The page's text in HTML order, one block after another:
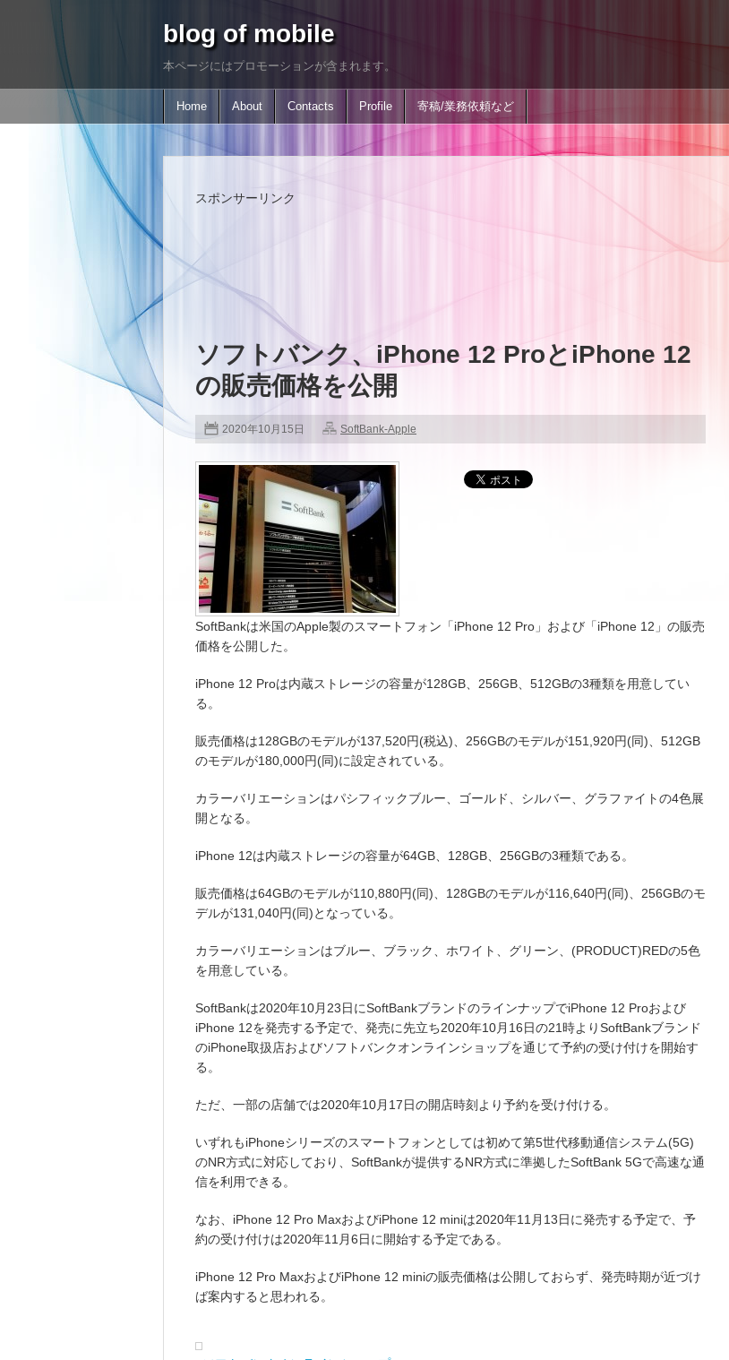
blog of mobile
本ページにはプロモーションが含まれます。
Home About Contacts Profile 寄稿/業務依頼など
スポンサーリンク
ソフトバンク、iPhone 12 ProとiPhone 12
の販売価格を公開
2020年10月15日 SoftBank-Apple
SoftBankは米国のApple製のスマートフォン「iPhone 12 Pro」および「iPhone 12」の販売
価格を公開した。
iPhone 12 Proは内蔵ストレージの容量が128GB、256GB、512GBの3種類を用意してい
る。
販売価格は128GBのモデルが137,520円(税込)、256GBのモデルが151,920円(同)、512GB
のモデルが180,000円(同)に設定されている。
カラーバリエーションはパシフィックブルー、ゴールド、シルバー、グラファイトの4色展
開となる。
iPhone 12は内蔵ストレージの容量が64GB、128GB、256GBの3種類である。
販売価格は64GBのモデルが110,880円(同)、128GBのモデルが116,640円(同)、256GBのモ
デルが131,040円(同)となっている。
カラーバリエーションはブルー、ブラック、ホワイト、グリーン、(PRODUCT)REDの5色
を用意している。
SoftBankは2020年10月23日にSoftBankブランドのラインナップでiPhone 12 Proおよび
iPhone 12を発売する予定で、発売に先立ち2020年10月16日の21時よりSoftBankブランド
のiPhone取扱店およびソフトバンクオンラインショップを通じて予約の受け付けを開始す
る。
ただ、一部の店舗では2020年10月17日の開店時刻より予約を受け付ける。
いずれもiPhoneシリーズのスマートフォンとしては初めて第5世代移動通信システム(5G)
のNR方式に対応しており、SoftBankが提供するNR方式に準拠したSoftBank 5Gで高速な通
信を利用できる。
なお、iPhone 12 Pro MaxおよびiPhone 12 miniは2020年11月13日に発売する予定で、予
約の受け付けは2020年11月6日に開始する予定である。
iPhone 12 Pro MaxおよびiPhone 12 miniの販売価格は公開しておらず、発売時期が近づけ
ば案内すると思われる。